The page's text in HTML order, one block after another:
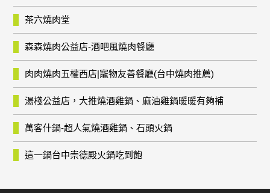
茶六燒肉堂
森森燒肉公益店-酒吧風燒肉餐廳
肉肉燒肉五權西店|寵物友善餐廳(台中燒肉推薦)
湯棧公益店，大推燒酒雞鍋、麻油雞鍋暖暖有夠補
萬客什鍋-超人氣燒酒雞鍋、石頭火鍋
這一鍋台中崇德殿火鍋吃到飽